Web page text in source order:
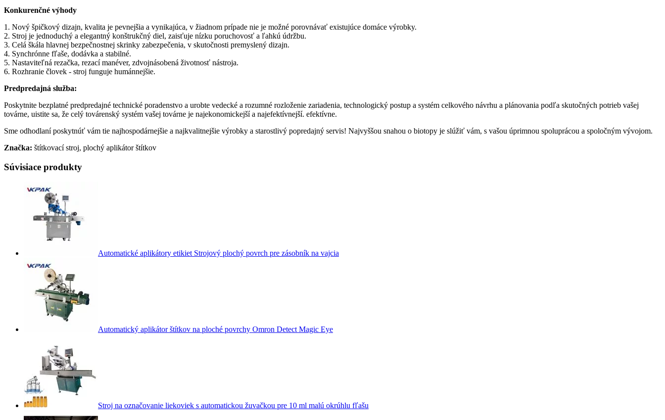
Konkurenčné výhody
1. Nový špičkový dizajn, kvalita je pevnejšia a vynikajúca, v žiadnom prípade nie je možné porovnávať existujúce domáce výrobky.
2. Stroj je jednoduchý a elegantný konštrukčný diel, zaisťuje nízku poruchovosť a ľahkú údržbu.
3. Celá škála hlavnej bezpečnostnej skrinky zabezpečenia, v skutočnosti premyslený dizajn.
4. Synchrónne fľaše, dodávka a stabilné.
5. Nastaviteľná rezačka, rezací manéver, zdvojnásobená životnosť nástroja.
6. Rozhranie človek - stroj funguje humánnejšie.
Predpredajná služba:
Poskytnite bezplatné predpredajné technické poradenstvo a urobte vedecké a rozumné rozloženie zariadenia, technologický postup a systém celkového návrhu a plánovania podľa skutočných potrieb vašej
továrne, uistite sa, že celý továrenský systém vašej továrne je najekonomickejší a najefektívnejší. efektívne.
Sme odhodlaní poskytnúť vám tie najhospodárnejšie a najkvalitnejšie výrobky a starostlivý popredajný servis! Najvyššou snahou o biotopy je slúžiť vám, s vašou úprimnou spoluprácou a spoločným vývojom.
Značka: štítkovací stroj, plochý aplikátor štítkov
Súvisiace produkty
Automatické aplikátory etikiet Strojový plochý povrch pre zásobník na vajcia
Automatický aplikátor štítkov na ploché povrchy Omron Detect Magic Eye
Stroj na označovanie liekoviek s automatickou žuvačkou pre 10 ml malú okrúhlu fľašu